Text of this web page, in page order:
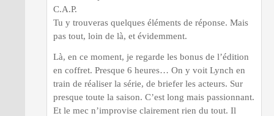
C.A.P.
Tu y trouveras quelques éléments de réponse. Mais
pas tout, loin de là, et évidemment.
Là, en ce moment, je regarde les bonus de l’édition
en coffret. Presque 6 heures… On y voit Lynch en
train de réaliser la série, de briefer les acteurs. Sur
presque toute la saison. C’est long mais passionnant.
Et le mec n’improvise clairement rien du tout. Il